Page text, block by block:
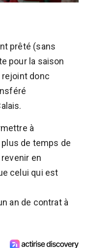
prêté (sans
pour la saison
donc
à
plus de temps de
en
celui qui est
an de contrat à